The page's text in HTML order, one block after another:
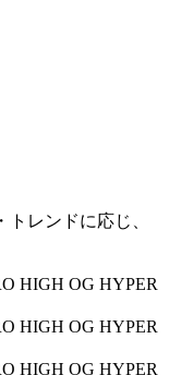
レンドに応じ、